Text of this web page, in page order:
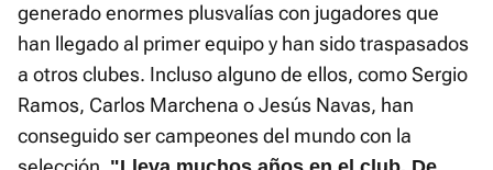
generado enormes plusvalías con jugadores que
han llegado al primer equipo y han sido traspasados
a otros clubes. Incluso alguno de ellos, como Sergio
Ramos, Carlos Marchena o Jesús Navas, han
conseguido ser campeones del mundo con la